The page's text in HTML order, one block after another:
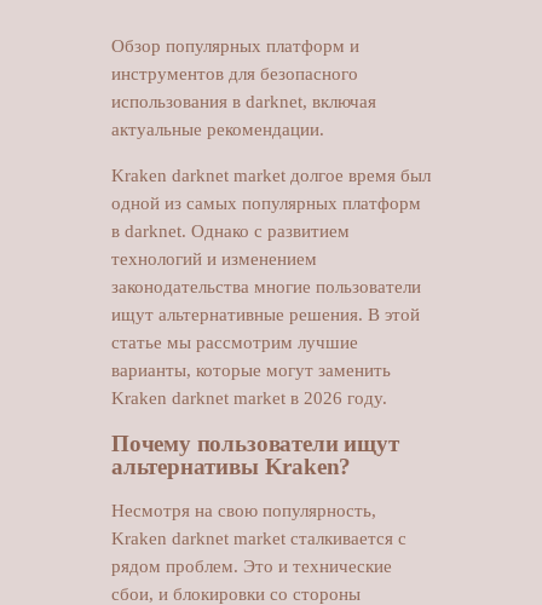
Обзор популярных платформ и
инструментов для безопасного
использования в darknet, включая
актуальные рекомендации.
Kraken darknet market долгое время был
одной из самых популярных платформ
в darknet. Однако с развитием
технологий и изменением
законодательства многие пользователи
ищут альтернативные решения. В этой
статье мы рассмотрим лучшие
варианты, которые могут заменить
Kraken darknet market в 2026 году.
Почему пользователи ищут
альтернативы Kraken?
Несмотря на свою популярность,
Kraken darknet market сталкивается с
рядом проблем. Это и технические
сбои, и блокировки со стороны